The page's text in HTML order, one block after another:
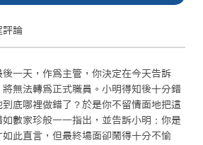
評論
一天，作爲主管，你決定在今天告訴
無法轉爲正式職員。小明得知後十分錯
底哪裡做錯了？於是你不留情面地把這
數家珍般一一指出，並告訴小明：你是
此直言，但最終場面卻鬧得十分不愉